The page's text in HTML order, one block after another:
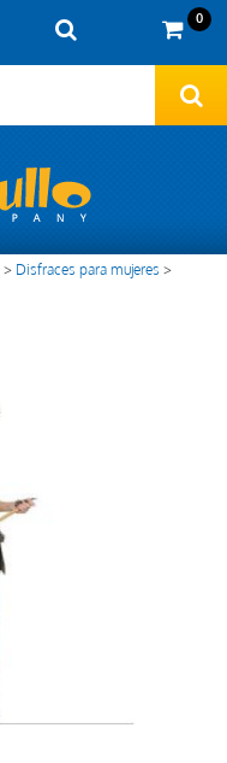
0
> Disfraces para mujeres >